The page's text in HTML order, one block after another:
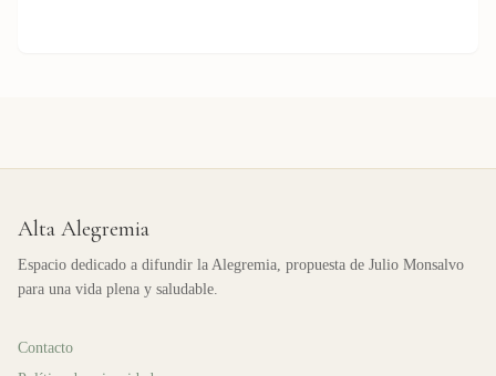
Alta Alegremia
Espacio dedicado a difundir la Alegremia, propuesta de Julio Monsalvo
para una vida plena y saludable.
Contacto